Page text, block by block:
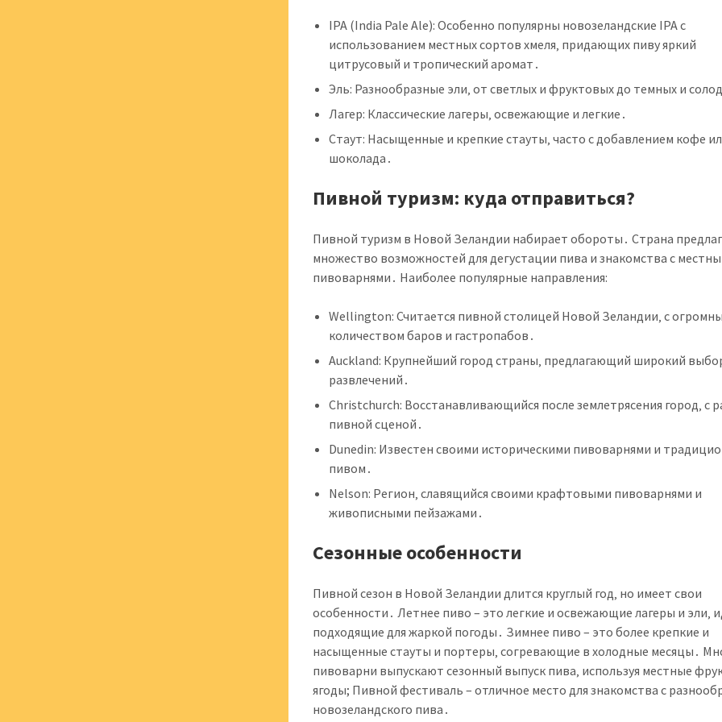
IPA (India Pale Ale): Особенно популярны новозеландские IPA с
использованием местных сортов хмеля‚ придающих пиву яркий
цитрусовый и тропический аромат․
Эль: Разнообразные эли‚ от светлых и фруктовых до темных и
Лагер: Классические лагеры‚ освежающие и легкие․
Стаут: Насыщенные и крепкие стауты‚ часто с добавлением кофе
шоколада․
Пивной туризм: куда отправиться?
Пивной туризм в Новой Зеландии набирает обороты․ Страна
множество возможностей для дегустации пива и знакомства с
пивоварнями․ Наиболее популярные направления:
Wellington: Считается пивной столицей Новой Зеландии‚ с
количеством баров и гастропабов․
Auckland: Крупнейший город страны‚ предлагающий широкий
развлечений․
Christchurch: Восстанавливающийся после землетрясения город‚ с
пивной сценой․
Dunedin: Известен своими историческими пивоварнями и
пивом․
Nelson: Регион‚ славящийся своими крафтовыми пивоварнями и
живописными пейзажами․
Сезонные особенности
Пивной сезон в Новой Зеландии длится круглый год‚ но имеет свои
особенности․ Летнее пиво – это легкие и освежающие лагеры и эли‚
подходящие для жаркой погоды․ Зимнее пиво – это более крепкие и
насыщенные стауты и портеры‚ согревающие в холодные месяцы․
пивоварни выпускают сезонный выпуск пива‚ используя местные
ягоды; Пивной фестиваль – отличное место для знакомства с
новозеландского пива․